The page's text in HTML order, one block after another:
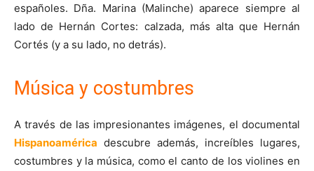
españoles. Dña. Marina (Malinche) aparece siempre al
lado de Hernán Cortes: calzada, más alta que Hernán
Cortés (y a su lado, no detrás).
Música y costumbres
A través de las impresionantes imágenes, el documental
Hispanoamérica descubre además, increíbles lugares,
costumbres y la música, como el canto de los violines en